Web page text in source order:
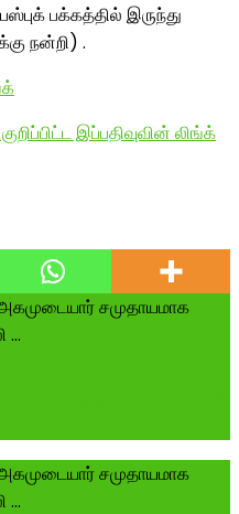
பக்கத்தில் இருந்து
நன்றி) .
இப்பதிவுவின் லிங்க்